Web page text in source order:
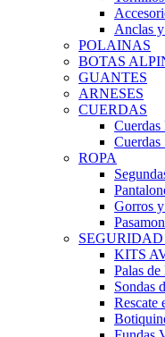
Anclas
POLAINAS
BOTAS
GUANTES
ARNESES
CUERDAS
Cuerdas
Cuerdas
ROPA
Gorros
SEGURIDAD
KITS
Palas
Sondas
Rescate